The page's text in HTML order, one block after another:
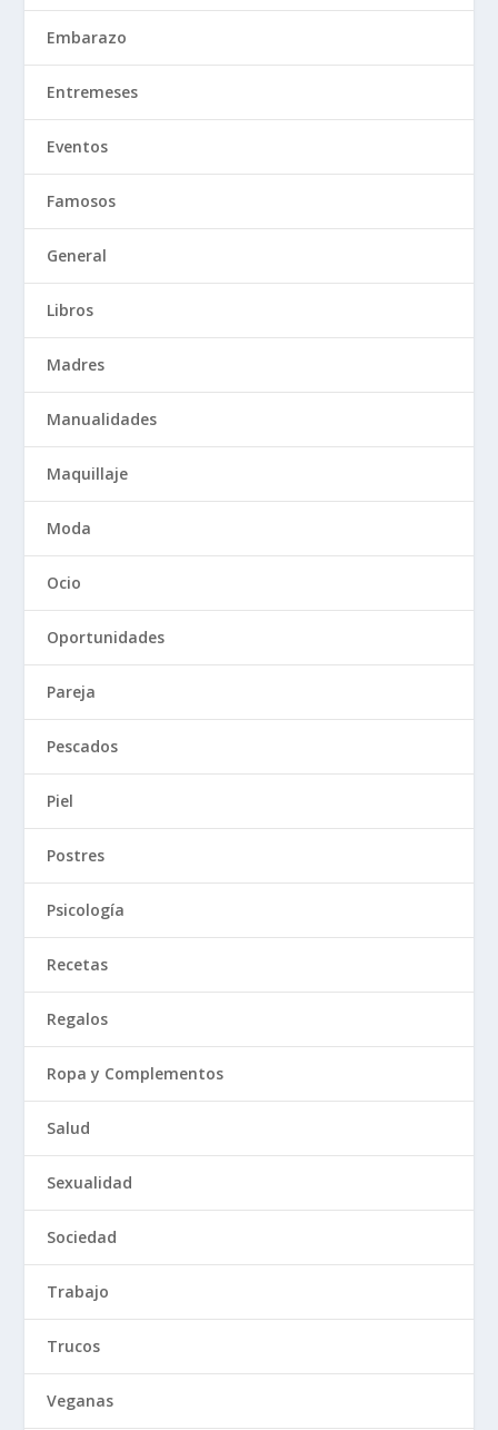
Embarazo
Entremeses
Eventos
Famosos
General
Libros
Madres
Manualidades
Maquillaje
Moda
Ocio
Oportunidades
Pareja
Pescados
Piel
Postres
Psicología
Recetas
Regalos
Ropa y Complementos
Salud
Sexualidad
Sociedad
Trabajo
Trucos
Veganas